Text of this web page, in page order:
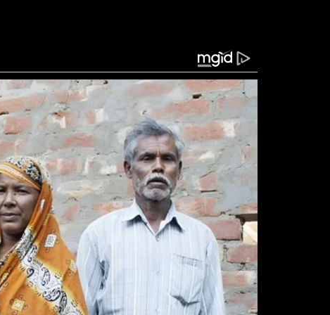
moradores e pessoas que estavam nas
oficial sobre o número de vítimas no local,
avaliar os danos e buscar possíveis sobreviventes.
locais informaram o desabamento de
estão o edifício Petúnia, o edifício Don
no bairro de Bello Campo. Segundo o
resgatadas com vida até o momento, em meio